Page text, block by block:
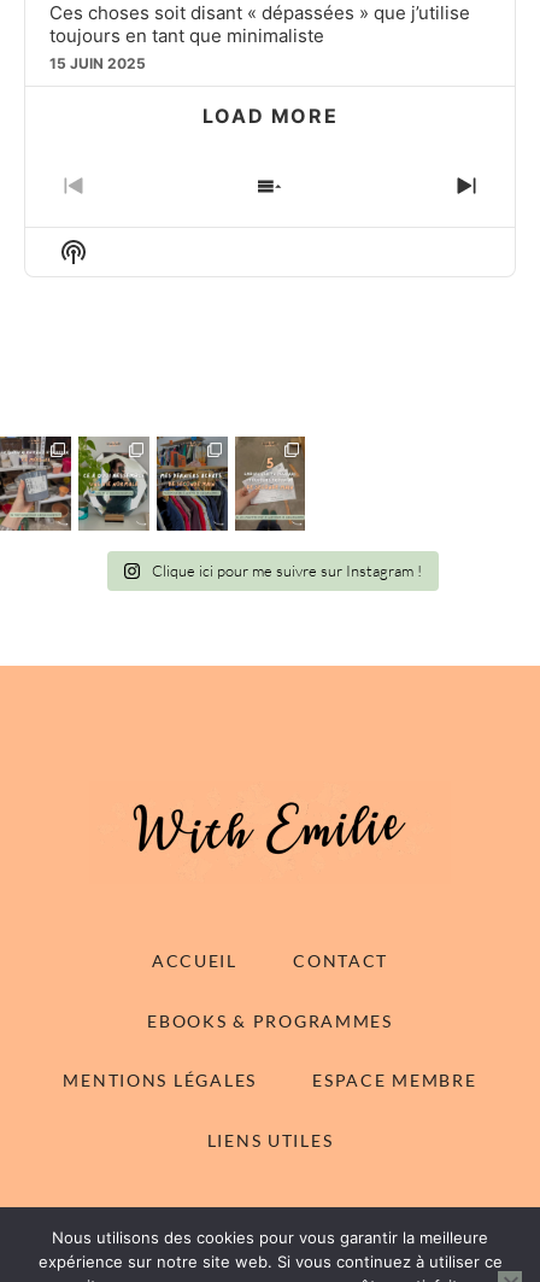
Ces choses soit disant « dépassées » que j’utilise
toujours en tant que minimaliste
15 JUIN 2025
LOAD MORE
PREVIOUS
EPISODE
SHOW
EPISODES
NEXT
Show
Podcast
Clique ici pour me suivre sur Instagram !
ACCUEIL CONTACT
EBOOKS & PROGRAMMES
MENTIONS LÉGALES ESPACE MEMBRE
LIENS UTILES
© 2014-2026 With Emilie - Tous droits réservés
Nous utilisons des cookies pour vous garantir la meilleure
expérience sur notre site web. Si vous continuez à utiliser ce